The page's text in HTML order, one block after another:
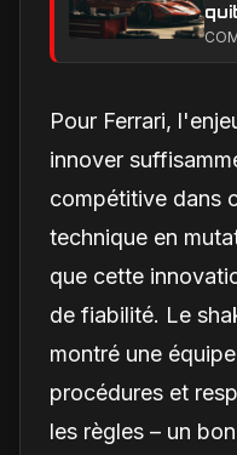
Pour Ferrari,
innover
compétitive dans
technique en
que cette
de fiabilité. Le
montré une
procédures et
les règles – un